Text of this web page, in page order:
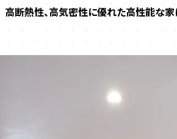
高断熱性、高気密性に優れた高性能な